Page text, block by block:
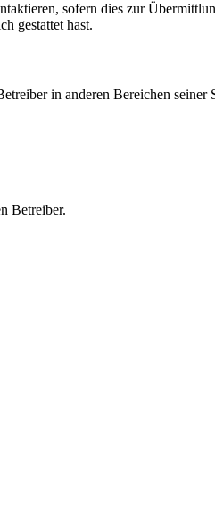
sofern dies zur
gestattet hast.
in anderen Bereichen
Betreiber.